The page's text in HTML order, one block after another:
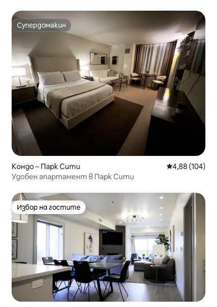
Супердомакин
Супердомакин
Кондо – Парк Сити Средна
4,88 (104)
Удобен апартамент в Парк Сити
Избор на гостите
Избор на гостите